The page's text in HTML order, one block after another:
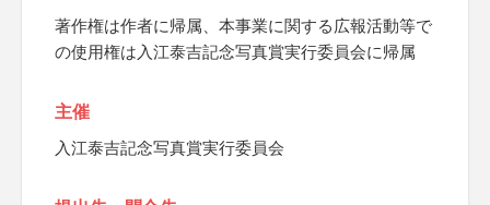
著作権は作者に帰属、本事業に関する広報活動等で
の使用権は入江泰吉記念写真賞実行委員会に帰属
主催
入江泰吉記念写真賞実行委員会